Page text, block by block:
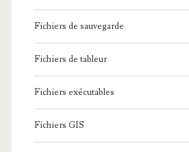
Fichiers de sauvegarde
Fichiers de tableur
Fichiers exécutables
Fichiers GIS